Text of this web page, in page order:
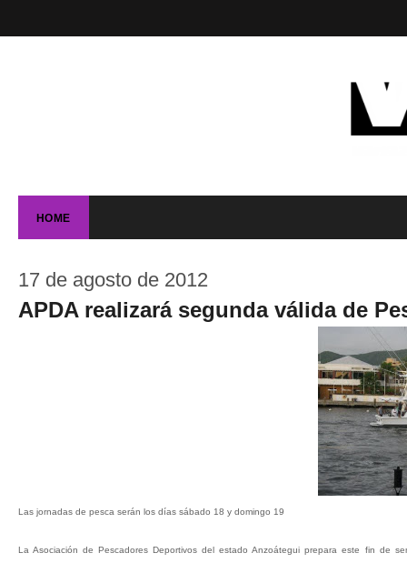
HOME
17 de agosto de 2012
APDA realizará segunda válida de
Las jornadas de pesca serán los días sábado 18 y domingo 19
La Asociación de Pescadores Deportivos del estado Anzoátegui prepara este fin de